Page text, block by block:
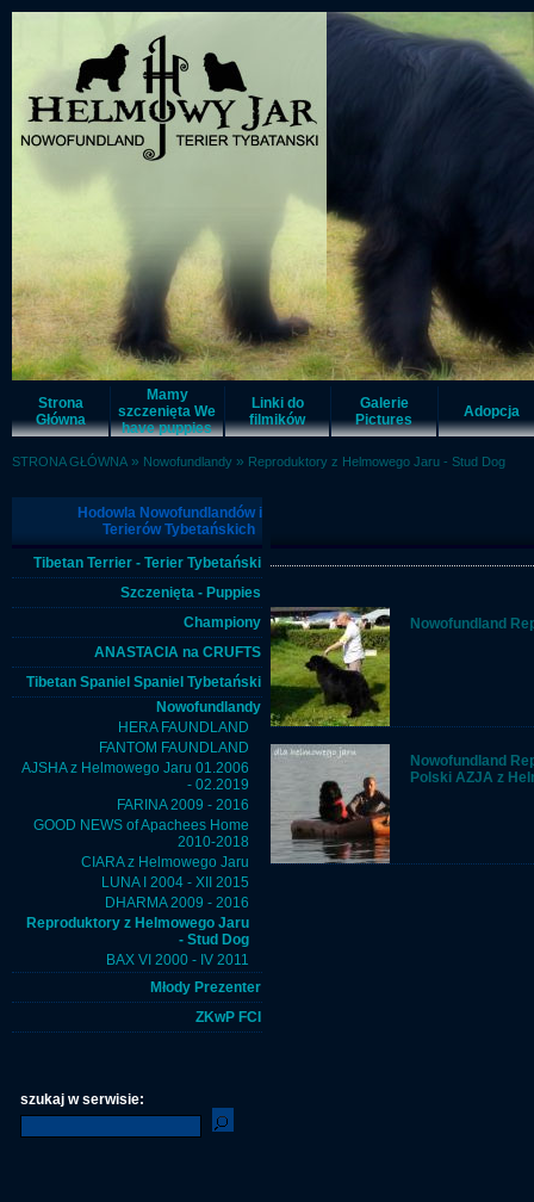
Strona
Główna
Mamy
szczenięta We
have puppies
Linki do
filmików
Galerie
Pictures
Adopcja
STRONA GŁÓWNA » Nowofundlandy » Reproduktory z Helmowego Jaru - Stud Dog
Hodowla Nowofundlandów i
Terierów Tybetańskich
Tibetan Terrier - Terier Tybetański
Szczenięta - Puppies
Championy
ANASTACIA na CRUFTS
Tibetan Spaniel Spaniel Tybetański
Nowofundlandy
HERA FAUNDLAND
FANTOM FAUNDLAND
AJSHA z Helmowego Jaru 01.2006
- 02.2019
FARINA 2009 - 2016
GOOD NEWS of Apachees Home
2010-2018
CIARA z Helmowego Jaru
LUNA I 2004 - XII 2015
DHARMA 2009 - 2016
Reproduktory z Helmowego Jaru
- Stud Dog
BAX VI 2000 - IV 2011
Młody Prezenter
ZKwP FCI
szukaj w serwisie:
Nowofundland
Nowofundland
Polski AZJA z